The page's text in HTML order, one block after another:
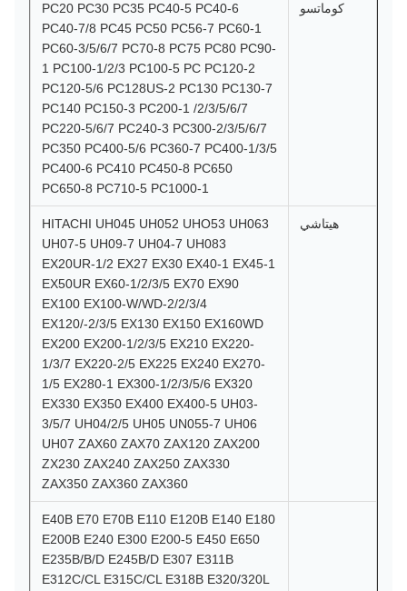
كوماتسو
PC20 PC30 PC35 PC40-5 PC40-6
PC40-7/8 PC45 PC50 PC56-7 PC60-1
PC60-3/5/6/7 PC70-8 PC75 PC80 PC90-
1 PC100-1/2/3 PC100-5 PC PC120-2
PC120-5/6 PC128US-2 PC130 PC130-7
PC140 PC150-3 PC200-1 /2/3/5/6/7
PC220-5/6/7 PC240-3 PC300-2/3/5/6/7
PC350 PC400-5/6 PC360-7 PC400-1/3/5
PC400-6 PC410 PC450-8 PC650
PC650-8 PC710-5 PC1000-1
هيتاشي
HITACHI UH045 UH052 UHO53 UH063
UH07-5 UH09-7 UH04-7 UH083
EX20UR-1/2 EX27 EX30 EX40-1 EX45-1
EX50UR EX60-1/2/3/5 EX70 EX90
EX100 EX100-W/WD-2/2/3/4
EX120/-2/3/5 EX130 EX150 EX160WD
EX200 EX200-1/2/3/5 EX210 EX220-
1/3/7 EX220-2/5 EX225 EX240 EX270-
1/5 EX280-1 EX300-1/2/3/5/6 EX320
EX330 EX350 EX400 EX400-5 UH03-
3/5/7 UH04/2/5 UH05 UN055-7 UH06
UH07 ZAX60 ZAX70 ZAX120 ZAX200
ZX230 ZAX240 ZAX250 ZAX330
ZAX350 ZAX360 ZAX360
E40B E70 E70B E110 E120B E140 E180
E200B E240 E300 E200-5 E450 E650
E235B/B/D E245B/D E307 E311B
E312C/CL E315C/CL E318B E320/320L